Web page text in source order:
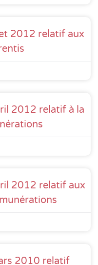
2012 relatif aux
2012 relatif à la
2012 relatif aux
2010 relatif